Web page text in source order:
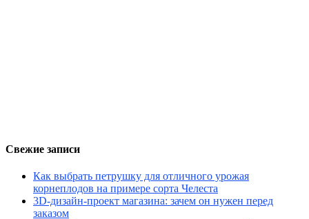
Свежие записи
Как выбрать петрушку для отличного урожая
корнеплодов на примере сорта Челеста
3D-дизайн-проект магазина: зачем он нужен перед
заказом